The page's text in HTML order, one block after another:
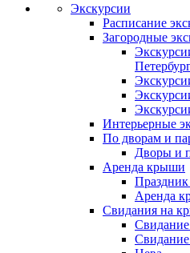
Экскурсии
Расписание
Загородные
Интерьерные
По дворам и
Дворы и
Аренда крыши
Аренда
Свидания на